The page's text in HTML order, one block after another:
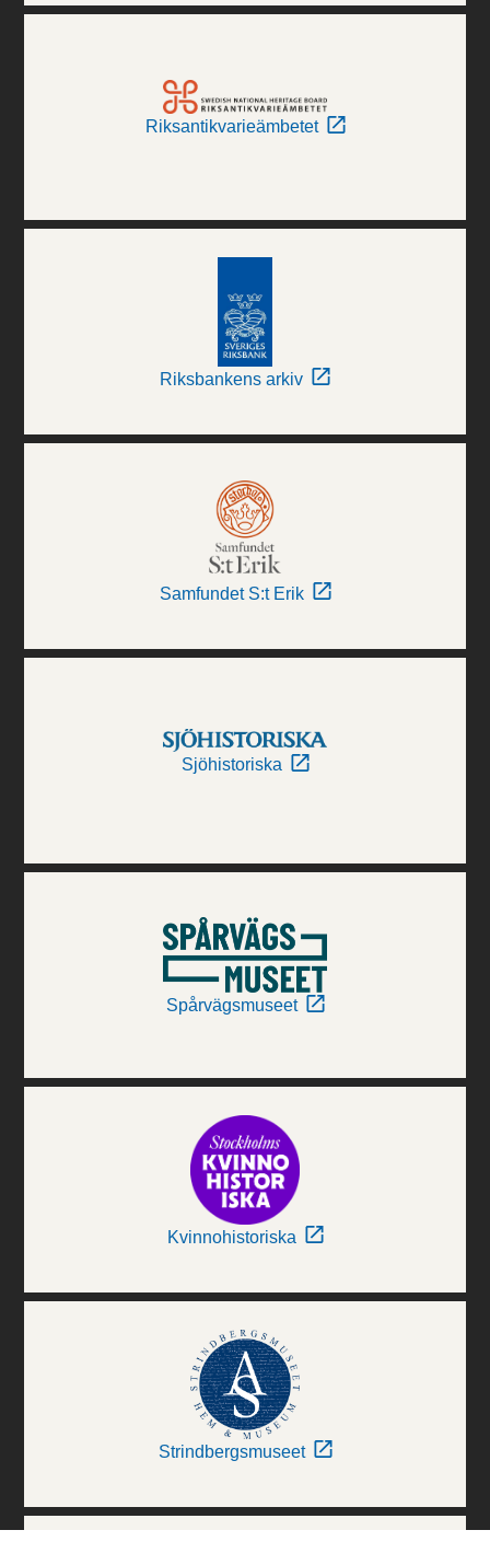
Riksantikvarieämbetet
Riksbankens arkiv
Samfundet S:t Erik
Sjöhistoriska
Spårvägsmuseet
Kvinnohistoriska
Strindbergsmuseet